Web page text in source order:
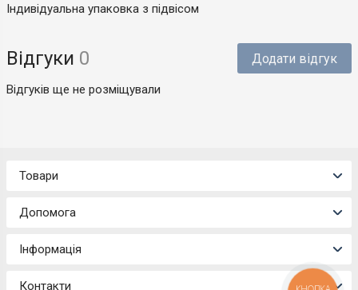
Індивідуальна упаковка з підвісом
Відгуки 0 Додати відгук
Відгуків ще не розміщували
Товари
Допомога
Інформація
Контакти